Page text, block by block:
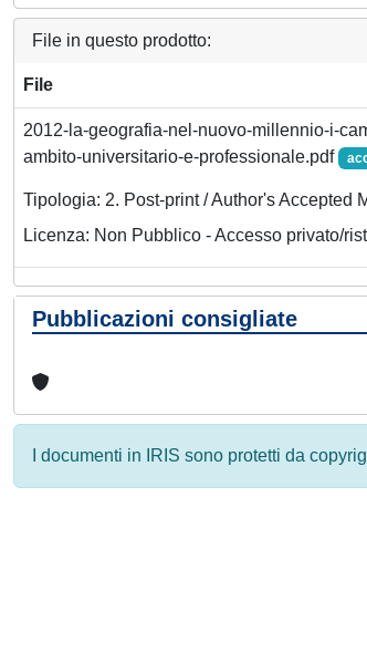
File in questo prodotto:
File
2012-la-geografia-nel-nuovo-millennio-i-
ambito-universitario-e-professionale.pdf
Tipologia: 2. Post-print / Author's Accepted
Licenza: Non Pubblico - Accesso privato/
Pubblicazioni consigliate
I documenti in IRIS sono protetti da